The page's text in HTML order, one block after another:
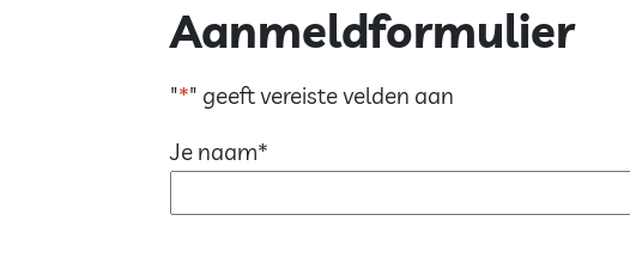
Aanmeldformulier
"*" geeft vereiste velden aan
Je naam*